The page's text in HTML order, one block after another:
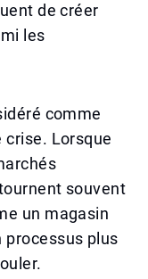
de créer
les
comme
crise. Lorsque
souvent
un magasin
processus plus